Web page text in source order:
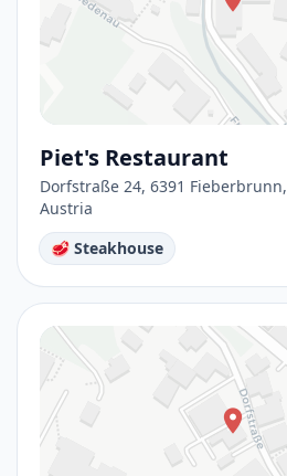
Piet's Restaurant
Dorfstraße 24, 6391 Fieberbrunn,
Austria
🥩 Steakhouse